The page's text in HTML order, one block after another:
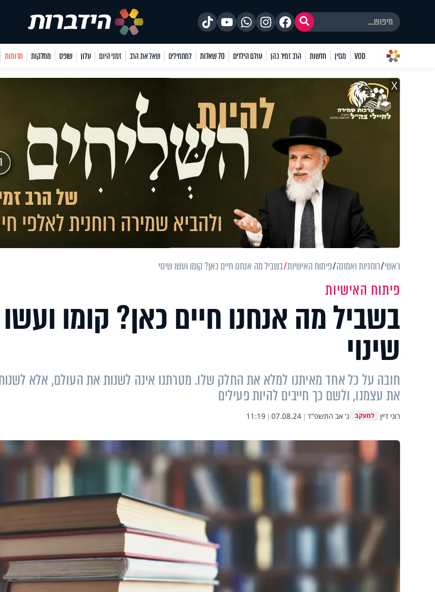
VOD מגזין חדשות הרב זמיר כהן עולם הילדים 70 שאלות למתחילים שאל את הרב זמני היום עלון שופס מחלקות תרומות
X
ראשי רוחניות ואמונה פיתוח האישיות בשביל מה אנחנו חיים כאן? קומו ועשו שינוי
פיתוח האישיות
בשביל מה אנחנו חיים כאן? קומו ועשו
שינוי
חובה על כל אחד מאיתנו למלא את החלק שלו. מטרתנו אינה לשנות את העולם, אלא
את עצמנו, ולשם כך חייבים להיות פעילים
רוני דיין למעקב ג' אב התשפ"ד |
07.08.24
|
11:19